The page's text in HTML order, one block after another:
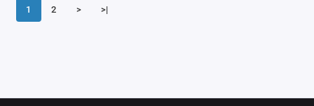
1 2 > >|